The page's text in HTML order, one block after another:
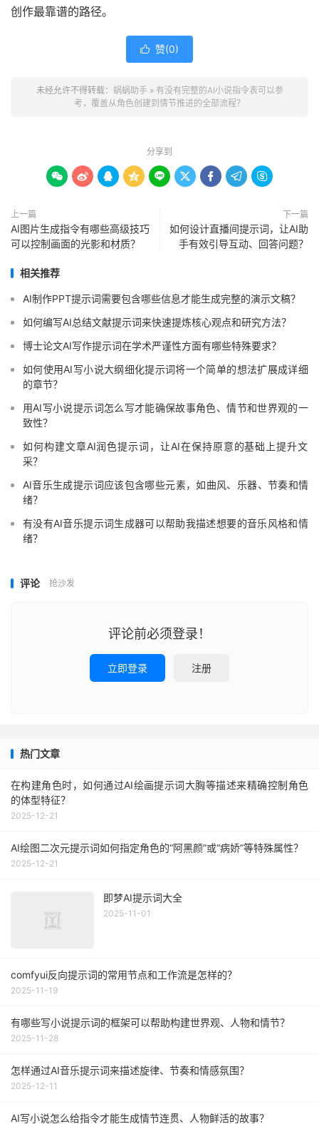
创作最靠谱的路径。
 赞(0)
未经允许不得转载： 蜗蜗助手» 有没有完整的AI小说指令表可以参
考，覆盖从角色创建到情节推进的全部流程？
分享到
        
上一篇
AI图片生成指令有哪些高级技巧
可以控制画面的光影和材质？
下一篇
如何设计直播间提示词，让AI助
手有效引导互动、回答问题？
相关推荐
AI制作PPT提示词需要包含哪些信息才能生成完整的演示文稿？
如何编写AI总结文献提示词来快速提炼核心观点和研究方法？
博士论文AI写作提示词在学术严谨性方面有哪些特殊要求？
如何使用AI写小说大纲细化提示词将一个简单的想法扩展成详细
的章节？
用AI写小说提示词怎么写才能确保故事角色、情节和世界观的一
致性？
如何构建文章AI润色提示词，让AI在保持原意的基础上提升文
采？
AI音乐生成提示词应该包含哪些元素，如曲风、乐器、节奏和情
绪？
有没有AI音乐提示词生成器可以帮助我描述想要的音乐风格和情
绪？
评论 抢沙发
评论前必须登录！
立即登录 注册
热门文章
在构建角色时，如何通过AI绘画提示词大胸等描述来精确控制角色
的体型特征？
2025-12-21
AI绘图二次元提示词如何指定角色的“阿黑颜”或“病娇”等特殊属性？
2025-12-21
即梦AI提示词大全
2025-11-01
comfyui反向提示词的常用节点和工作流是怎样的？
2025-11-19
有哪些写小说提示词的框架可以帮助构建世界观、人物和情节？
2025-11-28
怎样通过AI音乐提示词来描述旋律、节奏和情感氛围？
2025-12-11
AI写小说怎么给指令才能生成情节连贯、人物鲜活的故事？